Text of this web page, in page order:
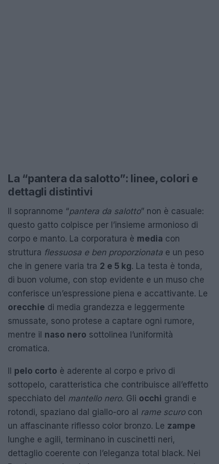
La “pantera da salotto”: linee, colori e
dettagli distintivi
Il soprannome “pantera da salotto” non è casuale:
questo gatto colpisce per l’insieme armonioso di
corpo e manto. La corporatura è media con
struttura flessuosa e ben proporzionata e un peso
che in genere varia tra 2 e 5 kg. La testa è tonda,
di buon volume, con stop evidente e un muso che
conferisce un’espressione piena e accattivante. Le
orecchie di media grandezza e leggermente
smussate, sono protese a captare ogni rumore,
mentre il naso nero sottolinea l’uniformità
cromatica.
pelo corto è aderente al corpo e privo di
sottopelo, caratteristica che contribuisce all’effetto
specchiato del mantello nero. Gli occhi grandi e
rotondi, spaziano dal giallo-oro al rame scurocon
un affascinante riflesso color bronzo. Le zampe
lunghe e agili, terminano in cuscinetti neri,
dettaglio coerente con l’eleganza total black. Nei